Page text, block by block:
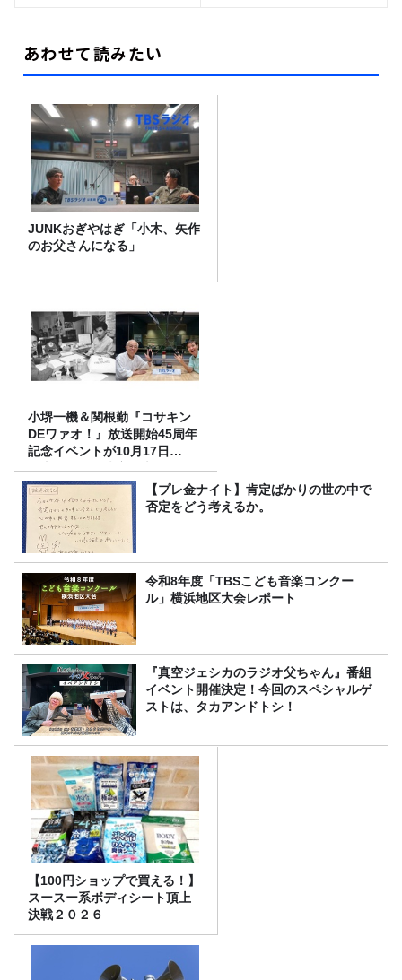
あわせて読みたい
JUNKおぎやはぎ「小木、矢作
のお父さんになる」
小堺一機＆関根勤『コサキン
DEワァオ！』放送開始45周年
記念イベントが10月17日
（土）に開催決定！本日より
FC先行受付スタート！【プレ金ナイト】肯定ばかりの世の中で
否定をどう考えるか。
令和8年度「TBSこども音楽コンクー
ル」横浜地区大会レポート
『真空ジェシカのラジオ父ちゃん』番組
イベント開催決定！今回のスペシャルゲ
ストは、タカアンドトシ！
【100円ショップで買える！】
スースー系ボディシート頂上
決戦２０２６